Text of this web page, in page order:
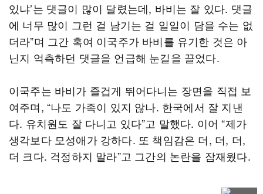
있냐’는 댓글이 많이 달렸는데, 바비는 잘 있다. 댓글
에 너무 많이 그런 걸 남기는 걸 일일이 담을 수는 없
더라”며 그간 혹여 이국주가 바비를 유기한 것은 아
닌지 억측하던 댓글을 언급해 눈길을 끌었다.
이국주는 바비가 즐겁게 뛰어다니는 장면을 직접 보
여주며, “나도 가족이 있지 않나. 한국에서 잘 지낸
다. 유치원도 잘 다니고 있다”고 말했다. 이어 “제가
생각보다 모성애가 강하다. 또 책임감은 더, 더, 더,
더 크다. 걱정하지 말라”고 그간의 논란을 잠재웠다.